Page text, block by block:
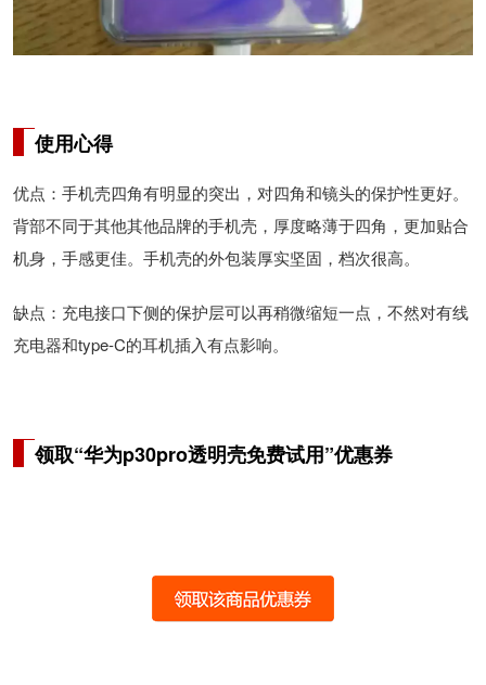
使用心得
优点：手机壳四角有明显的突出，对四角和镜头的保护性更好。
背部不同于其他其他品牌的手机壳，厚度略薄于四角，更加贴合
机身，手感更佳。手机壳的外包装厚实坚固，档次很高。
缺点：充电接口下侧的保护层可以再稍微缩短一点，不然对有线
充电器和type-C的耳机插入有点影响。
领取“华为p30pro透明壳免费试用”优惠券